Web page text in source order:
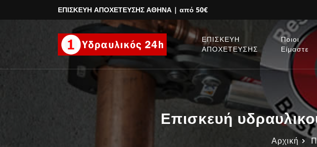
ΕΠΙΣΚΕΥΗ ΑΠΟΧΕΤΕΥΣΗΣ ΑΘΗΝΑ | από 50€
ΕΠΙΣΚΕΥΗ
ΑΠΟΧΕΤΕΥΣΗΣ
Ποιοι
Είμαστε
Επισκευή
Αρχική